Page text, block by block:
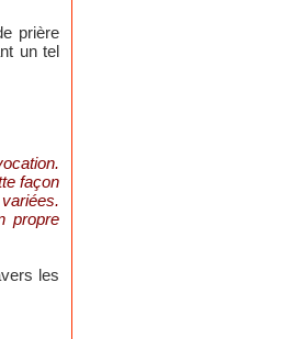
prière
un tel
façon
propre
les